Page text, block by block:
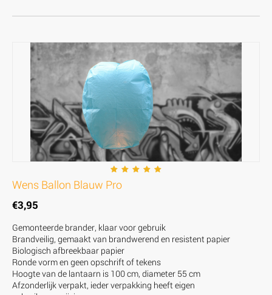
Wens Ballon Blauw Pro
€3,95
Gemonteerde brander, klaar voor gebruik
Brandveilig, gemaakt van brandwerend en resistent papier
Biologisch afbreekbaar papier
Ronde vorm en geen opschrift of tekens
Hoogte van de lantaarn is 100 cm, diameter 55 cm
Afzonderlijk verpakt, ieder verpakking heeft eigen